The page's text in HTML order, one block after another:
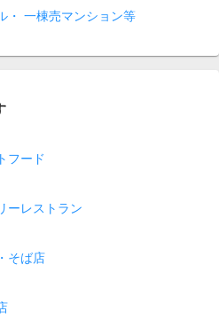
・ 一棟売マンション等
フード
ーレストラン
そば店